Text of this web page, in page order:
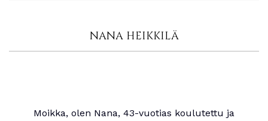
NANA HEIKKILÄ
Moikka, olen Nana, 43-vuotias koulutettu ja